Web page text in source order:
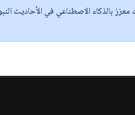
بالذكاء الاصطناعي في الأحاديث